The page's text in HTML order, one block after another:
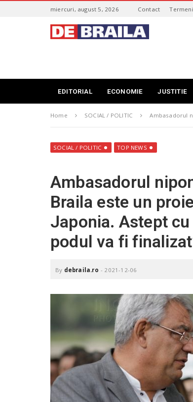
c
miercuri, august 5, 2026 Contact
t
B
l
d
r
a
i
l
a
.
r
o
EDITORIAL ECONOMIE JUSTITIE
Home SOCIAL / POLITIC Ambasadorul
SOCIAL / POLITIC TOP NEWS
Ambasadorul
Braila este un
Japonia. Astept
podul va fi
By debraila.ro - 2021-12-06